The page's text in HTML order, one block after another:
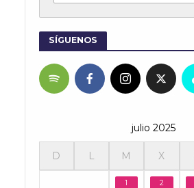
SÍGUENOS
julio 2025
D L M X
1 2